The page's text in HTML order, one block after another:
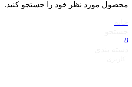
محصول مورد نظر خود را جستجو کنید.
0